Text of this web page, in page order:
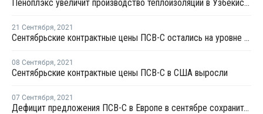
Пеноплэкс увеличит производство теплоизоляции в Узбекистане
21 Сентября, 2021
Сентябрьские контрактные цены ПСВ-С остались на уровне августа или снизились в зависимости от вида
08 Сентября, 2021
Сентябрьские контрактные цены ПСВ-С в США выросли
07 Сентября, 2021
Дефицит предложения ПСВ-С в Европе в сентябре сохранится